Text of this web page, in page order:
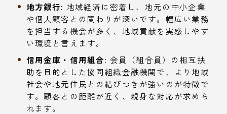
地方銀行: 地域経済に密着し、地元の中小企業
や個人顧客との関わりが深いです。幅広い業務
を担当する機会が多く、地域貢献を実感しやす
い環境と言えます。
信用金庫・信用組合: 会員（組合員）の相互扶
助を目的とした協同組織金融機関で、より地域
社会や地元住民との結びつきが強いのが特徴で
す。顧客との距離が近く、親身な対応が求めら
れます。